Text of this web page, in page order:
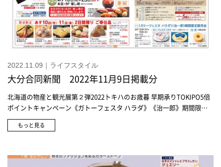
ェ キツネ トート 4,180円＜MAISON KITSUNÉ＞カフェ キツネ ミニト
ート 2,750円＜MAISON KITSUNÉ＞カフェ キツネ マグカップ 2,420
円＜MAISON KITSUNÉ＞カフェ キツネ タンブラー 2,420円＜
DoCLASSE＞エッセンシャルタートルニット 2,189円＜DoCLASSE＞
エッセンシャルタートルニット 2,189円＜DoCLASSE＞マジカルサー
モ ミドルコート 7,689円＜DoCLASSE＞マジカルサーモ ミドルコー
ト 7,689円
2022.11.09｜ライフスタイル
大分合同新聞 2022年11月9日掲載分
北海道の物産と観光展第２弾2022トキハのお歳暮 早期承りTOKIPO5倍
ポイントキャンペーン《ガトーフェスタ ハラダ》《治一郎》期間限定
販売会
もっと見る